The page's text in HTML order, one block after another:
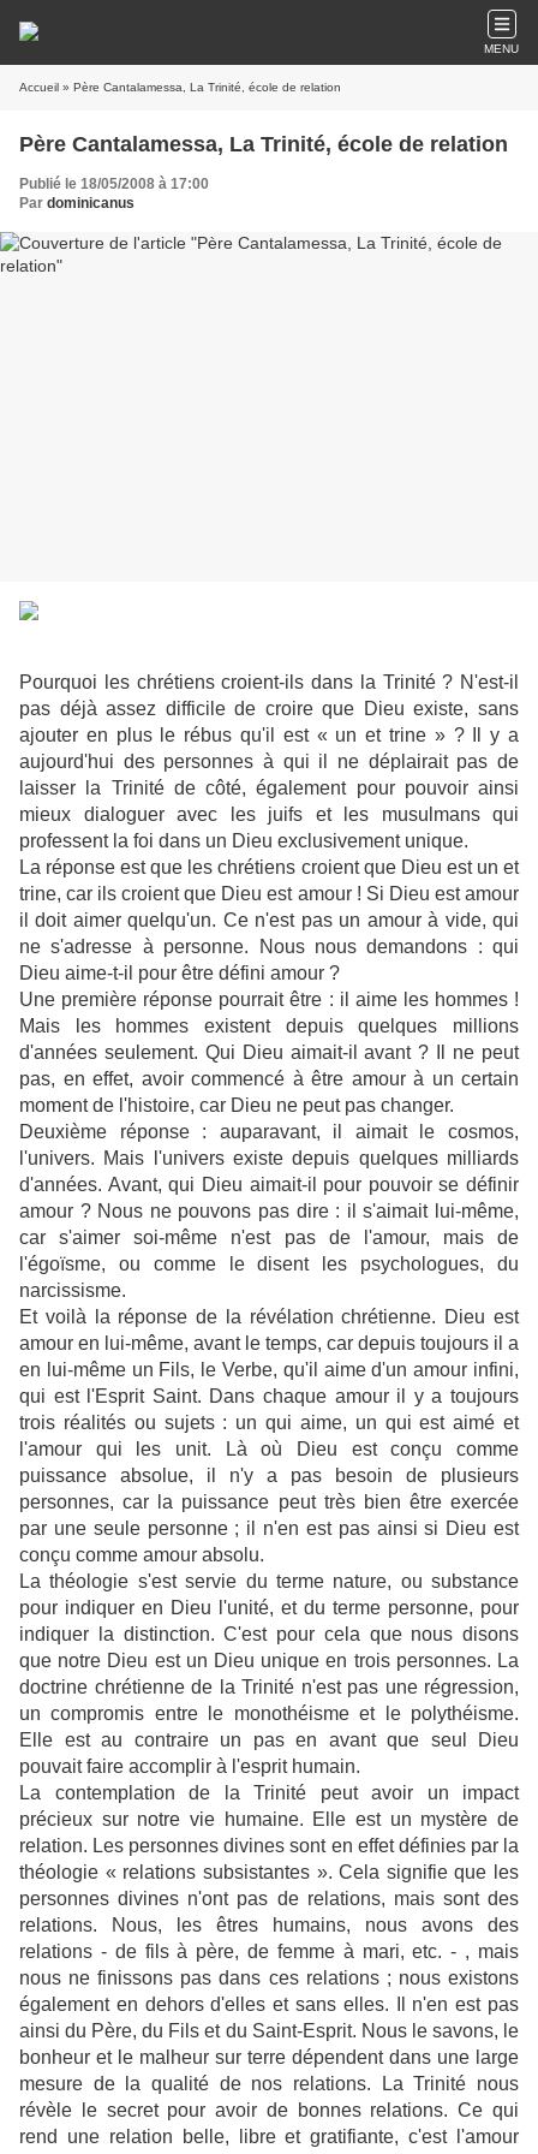
MENU
Accueil » Père Cantalamessa, La Trinité, école de relation
Père Cantalamessa, La Trinité, école de relation
Publié le 18/05/2008 à 17:00
Par dominicanus
Pourquoi les chrétiens croient-ils dans la Trinité ? N'est-il
pas déjà assez difficile de croire que Dieu existe, sans
ajouter en plus le rébus qu'il est « un et trine » ? Il y a
aujourd'hui des personnes à qui il ne déplairait pas de
laisser la Trinité de côté, également pour pouvoir ainsi
mieux dialoguer avec les juifs et les musulmans qui
professent la foi dans un Dieu exclusivement unique.
La réponse est que les chrétiens croient que Dieu est un et
trine, car ils croient que Dieu est amour ! Si Dieu est amour
il doit aimer quelqu'un. Ce n'est pas un amour à vide, qui
ne s'adresse à personne. Nous nous demandons : qui
Dieu aime-t-il pour être défini amour ?
Une première réponse pourrait être : il aime les hommes !
Mais les hommes existent depuis quelques millions
d'années seulement. Qui Dieu aimait-il avant ? Il ne peut
pas, en effet, avoir commencé à être amour à un certain
moment de l'histoire, car Dieu ne peut pas changer.
Deuxième réponse : auparavant, il aimait le cosmos,
l'univers. Mais l'univers existe depuis quelques milliards
d'années. Avant, qui Dieu aimait-il pour pouvoir se définir
amour ? Nous ne pouvons pas dire : il s'aimait lui-même,
car s'aimer soi-même n'est pas de l'amour, mais de
l'égoïsme, ou comme le disent les psychologues, du
narcissisme.
Et voilà la réponse de la révélation chrétienne. Dieu est
amour en lui-même, avant le temps, car depuis toujours il a
en lui-même un Fils, le Verbe, qu'il aime d'un amour infini,
qui est l'Esprit Saint. Dans chaque amour il y a toujours
trois réalités ou sujets : un qui aime, un qui est aimé et
l'amour qui les unit. Là où Dieu est conçu comme
puissance absolue, il n'y a pas besoin de plusieurs
personnes, car la puissance peut très bien être exercée
par une seule personne ; il n'en est pas ainsi si Dieu est
conçu comme amour absolu.
La théologie s'est servie du terme nature, ou substance
pour indiquer en Dieu l'unité, et du terme personne, pour
indiquer la distinction. C'est pour cela que nous disons
que notre Dieu est un Dieu unique en trois personnes. La
doctrine chrétienne de la Trinité n'est pas une régression,
un compromis entre le monothéisme et le polythéisme.
Elle est au contraire un pas en avant que seul Dieu
pouvait faire accomplir à l'esprit humain.
La contemplation de la Trinité peut avoir un impact
précieux sur notre vie humaine. Elle est un mystère de
relation. Les personnes divines sont en effet définies par la
théologie « relations subsistantes ». Cela signifie que les
personnes divines n'ont pas de relations, mais sont des
relations. Nous, les êtres humains, nous avons des
relations - de fils à père, de femme à mari, etc. - , mais
nous ne finissons pas dans ces relations ; nous existons
également en dehors d'elles et sans elles. Il n'en est pas
ainsi du Père, du Fils et du Saint-Esprit. Nous le savons, le
bonheur et le malheur sur terre dépendent dans une large
mesure de la qualité de nos relations. La Trinité nous
révèle le secret pour avoir de bonnes relations. Ce qui
rend une relation belle, libre et gratifiante, c'est l'amour